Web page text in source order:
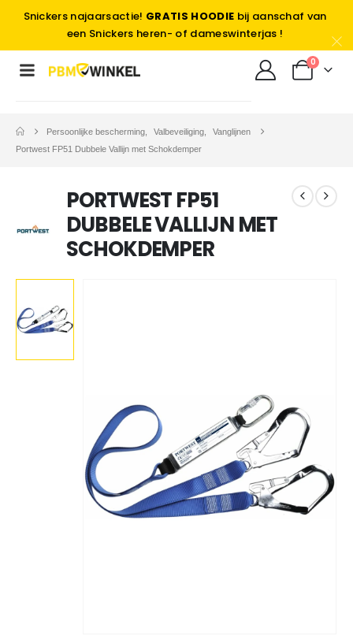
Snickers najaarsactie! GRATIS HOODIE bij aanschaf van
een Snickers heren- of dameswinterjas !
0
Persoonlijke bescherming Valbeveiliging
Vanglijnen
Portwest FP51 Dubbele Vallijn met Schokdemper
PORTWEST FP51
DUBBELE VALLIJN MET
SCHOKDEMPER